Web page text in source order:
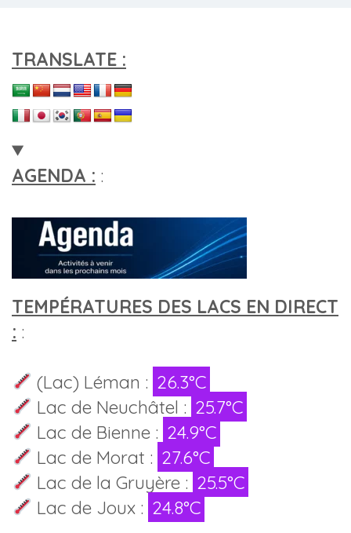
TRANSLATE :
AGENDA : :
TEMPÉRATURES DES LACS EN DIRECT
: :
(Lac) Léman : 26.3°C
Lac de Neuchâtel : 25.7°C
Lac de Bienne : 24.9°C
Lac de Morat : 27.6°C
Lac de la Gruyère : 25.5°C
Lac de Joux : 24.8°C